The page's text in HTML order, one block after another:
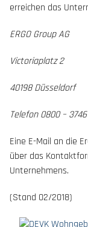
erreichen das
ERGO Group AG
Victoriaplatz 2
40198 Düsseldorf
Telefon 0800 –
Eine E-Mail an die
über das
Unternehmens.
(Stand 02/2018)